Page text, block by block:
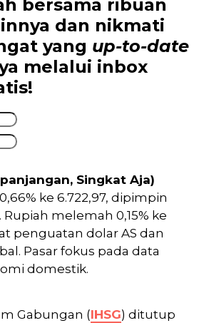
bersama ribuan
dan nikmati
yang up-to-date
melalui inbox
Singkat Aja)
ke 6.722,97, dipimpin
melemah 0,15% ke
penguatan dolar AS dan
Pasar fokus pada data
domestik.
Gabungan (IHSG) ditutup